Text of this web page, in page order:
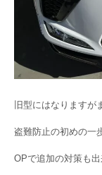
旧型にはなりますが
盗難防止の初めの一
OPで追加の対策も